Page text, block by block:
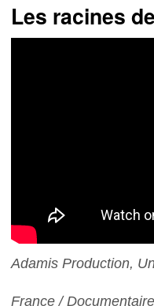
Les racines
Adamis Production,
France /